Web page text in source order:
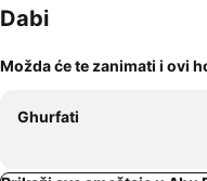
Dabi
Možda će te zanimati i ovi
Ghurfati